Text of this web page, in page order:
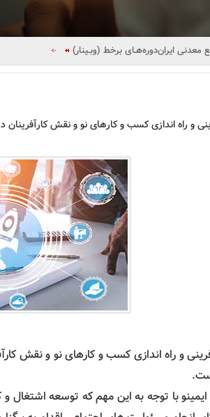
معدنی ایراندوره‌هـای برخط (وبـینار)
و راه اندازی کسب و کارهای نو و نقش
و راه اندازی کسب و کارهای نو و نقش
ایمینو با توجه به این مهم که توسعه